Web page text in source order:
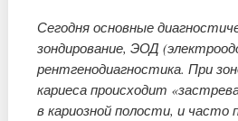
Сегодня основные
зондирование, ЭОД
рентгенодиагностика. При
кариеса происходит
в кариозной полости, и